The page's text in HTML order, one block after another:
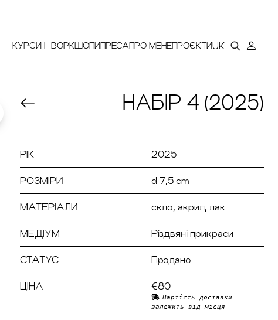
КУРСИ | ВОРКШОПИПРЕСАПРО МЕНЕПРОЄКТИUK
НАБІР 4 (2025)
РІК 2025
РОЗМІРИ d 7,5 cm
МАТЕРІАЛИ скло, акрил, лак
МЕДІУМ Різдвяні прикраси
СТАТУС Продано
ЦІНА €80
Вартість доставки
залежить від місця